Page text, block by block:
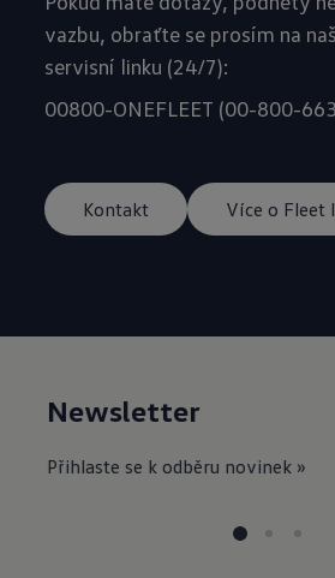
vazbu, obraťte se prosím na
servisní linku (24/7):
00800-ONEFLEET (00-800-
Kontakt Více o Fleet
Newsletter
Přihlaste se k odběru novinek »